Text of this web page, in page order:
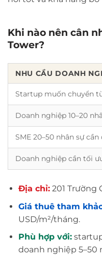
Khi nào nên cân
Tower?
NHU CẦU DOANH
Startup muốn chuyển
Doanh nghiệp 10–20
SME 20–50 nhân sự
Doanh nghiệp cần tối
Địa chỉ:201 Trường
Giá thuê tham
USD/m²/tháng.
Phù hợp với:
doanh nghiệp 5–50